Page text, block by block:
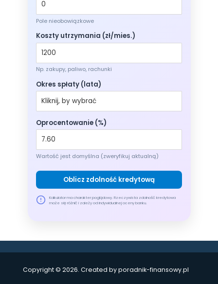
Pole nieobowiązkowe
Koszty utrzymania (zł/mies.)
Np. zakupy, paliwo, rachunki
Okres spłaty (lata)
Oprocentowanie (%)
Wartość jest domyślna (zweryfikuj aktualną)
Oblicz zdolność kredytową
Kalkulator ma charakter poglądowy. Rzeczywista zdolność kredytowa
może się różnić i zależy od indywidualnej oceny banku.
Copyright © 2026. Created by poradnik-finansowy.pl